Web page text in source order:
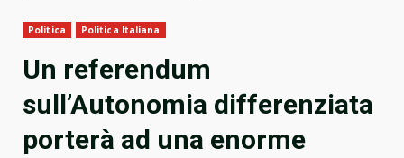
Politica Politica Italiana
Un referendum
sull’Autonomia differenziata
porterà ad una enorme